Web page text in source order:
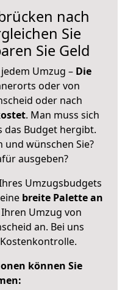
nach
Sie
Sie Geld
Umzug – Die
oder von
oder nach
. Man muss sich
das Budget hergibt.
und wünschen Sie?
ausgeben?
Umzugsbudgets
breite Palette an
Umzug von
an. Bei uns
können Sie